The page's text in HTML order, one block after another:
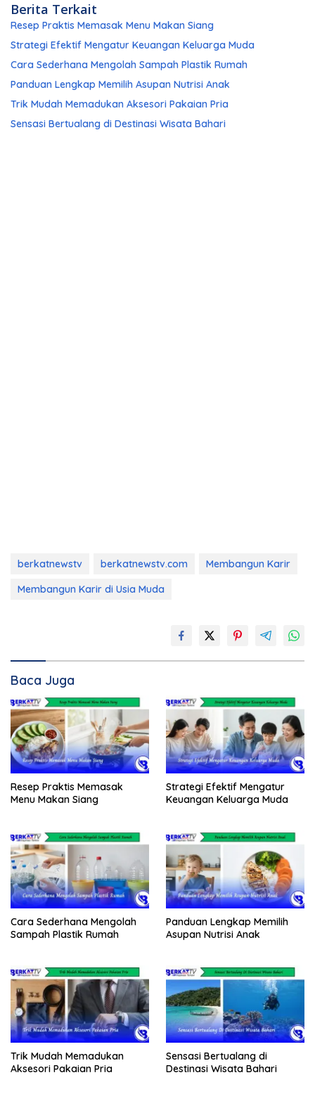
Berita Terkait
Resep Praktis Memasak Menu Makan Siang
Strategi Efektif Mengatur Keuangan Keluarga Muda
Cara Sederhana Mengolah Sampah Plastik Rumah
Panduan Lengkap Memilih Asupan Nutrisi Anak
Trik Mudah Memadukan Aksesori Pakaian Pria
Sensasi Bertualang di Destinasi Wisata Bahari
berkatnewstv berkatnewstv.com
Membangun Karir
Membangun Karir di Usia Muda
Baca Juga
Resep Praktis Memasak
Menu Makan Siang
Strategi Efektif Mengatur
Keuangan Keluarga Muda
Cara Sederhana Mengolah
Sampah Plastik Rumah
Panduan Lengkap Memilih
Asupan Nutrisi Anak
Trik Mudah Memadukan
Aksesori Pakaian Pria
Sensasi Bertualang di
Destinasi Wisata Bahari